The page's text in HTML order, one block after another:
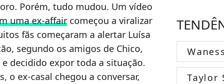
Porém, tudo mudou. Um vídeo
uma ex-affair começou a viralizar
fãs começaram a alertar Luísa
segundo os amigos de Chico,
e decidido expor toda a situação.
o ex-casal chegou a conversar,
Taylor